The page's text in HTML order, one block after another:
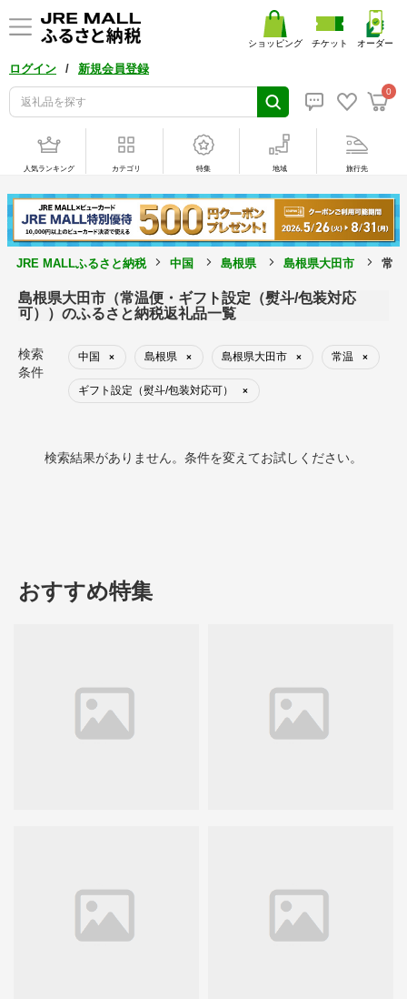
ログイン / 新規会員登録
0
ショッピング チケット オーダー
人気ランキング カテゴリ 特集 地域 旅行先
JRE MALLふるさと納税 中国 島根県 島根県大田市 常
島根県大田市（常温便・ギフト設定（熨斗/包装対応
可））のふるさと納税返礼品一覧
検索
条件
中国 × 島根県 × 島根県大田市 × 常温 ×
ギフト設定（熨斗/包装対応可） ×
検索結果がありません。条件を変えてお試しください。
おすすめ特集